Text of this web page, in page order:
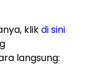
klikdi sini
langsung: